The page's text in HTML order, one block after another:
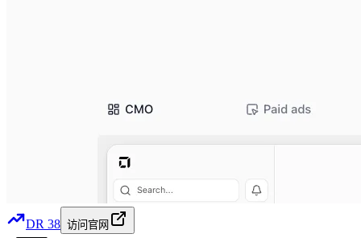
DR 38 访问官网